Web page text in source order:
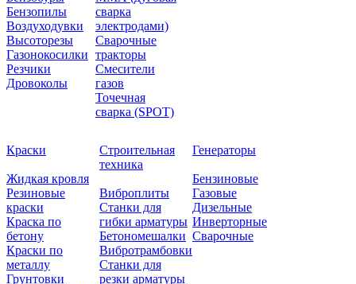
Бензопилы
Воздуходувки
Высоторезы
Газонокосилки
Резчики
Дровоколы
сварка
электродами)
Сварочные
тракторы
Смесители
газов
Точечная
сварка (SPOT)
Краски
Жидкая кровля
Резиновые
краски
Краска по
бетону
Краски по
металлу
Грунтовки
Строительная
техника
Виброплиты
Станки для
гибки арматуры
Бетономешалки
Вибротрамбовки
Станки для
резки арматуры
Генераторы
Бензиновые
Газовые
Дизельные
Инверторные
Сварочные